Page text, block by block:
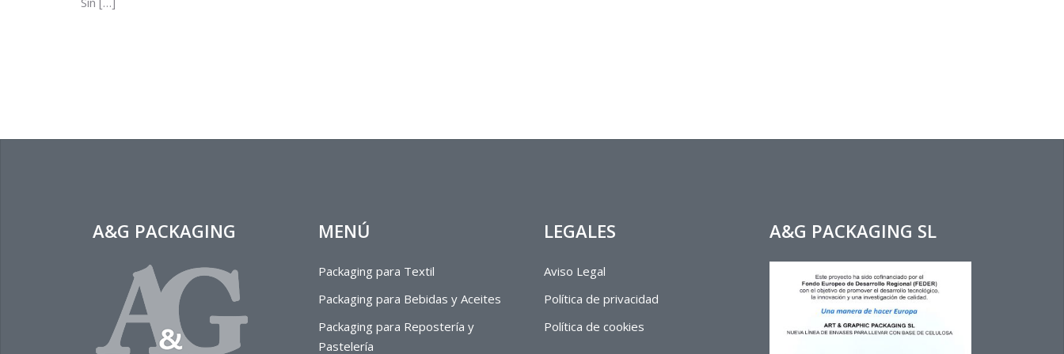
A&G PACKAGING MENÚ
Packaging para Textil
Packaging para Bebidas y Aceites
Packaging para Repostería y
Pastelería
LEGALES
Aviso Legal
Política de privacidad
Política de cookies
A&G PACKAGING SL